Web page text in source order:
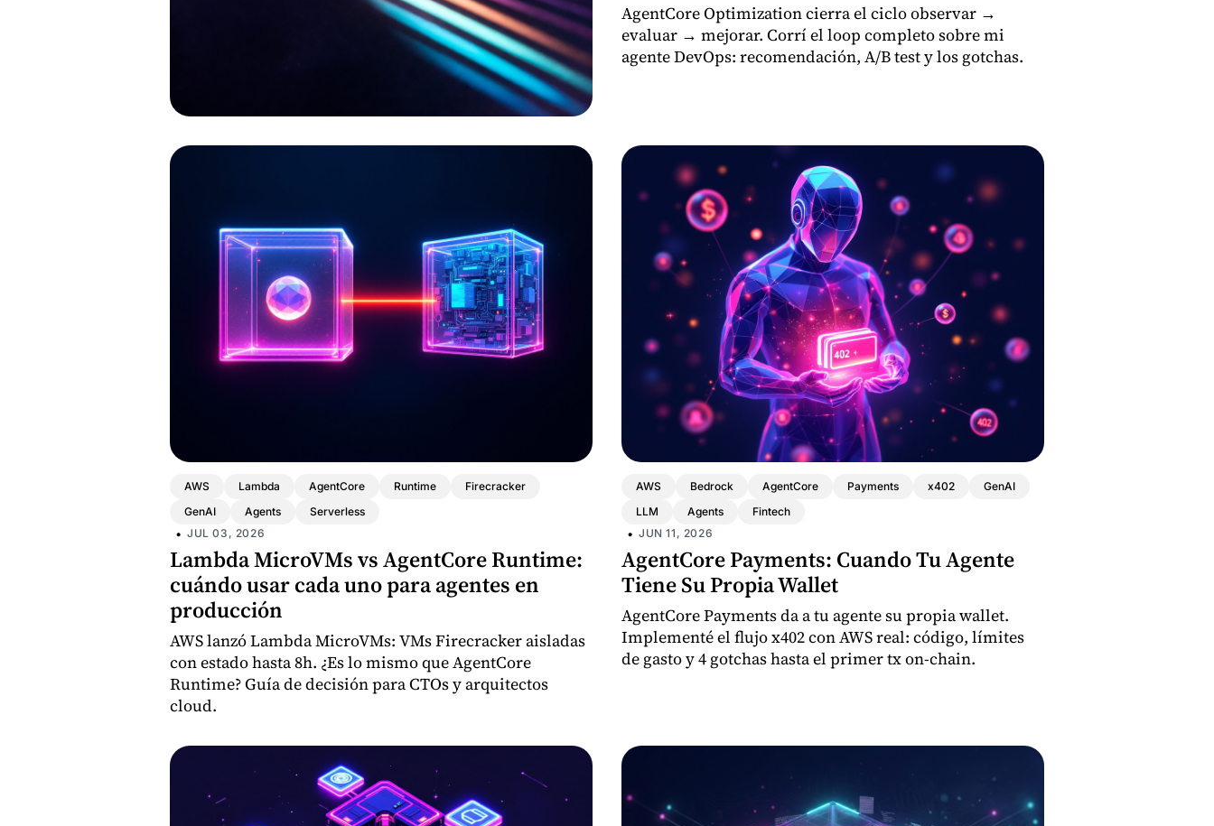
AgentCore Optimization cierra el ciclo observar →
evaluar → mejorar. Corrí el loop completo sobre mi
agente DevOps: recomendación, A/B test y los gotchas.
AWS Lambda AgentCore Runtime
Firecracker
GenAI
Agents Serverless
• JUL 03, 2026
Lambda MicroVMs vs AgentCore Runtime:
cuándo usar cada uno para agentes en
producción
AWS lanzó Lambda MicroVMs: VMs Firecracker aisladas
con estado hasta 8h. ¿Es lo mismo que AgentCore
Runtime? Guía de decisión para CTOs y arquitectos
cloud.
AWS Bedrock AgentCore Payments x402
GenAI
LLM
Agents Fintech
• JUN 11, 2026
AgentCore Payments: Cuando Tu Agente
Tiene Su Propia Wallet
AgentCore Payments da a tu agente su propia wallet.
Implementé el flujo x402 con AWS real: código, límites
de gasto y 4 gotchas hasta el primer tx on-chain.